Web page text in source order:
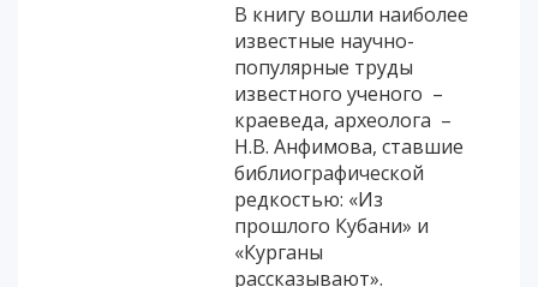
В книгу вошли наиболее
известные научно-
популярные труды
известного ученого –
краеведа, археолога –
Н.В. Анфимова, ставшие
библиографической
редкостью: «Из
прошлого Кубани» и
«Курганы
рассказывают».